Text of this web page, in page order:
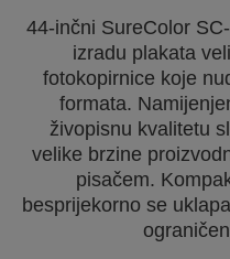
44-inčni SureColor
izradu plakata
fotokopirnice koje
formata.
živopisnu kvalitetu
velike brzine
pisačem.
besprijekorno se